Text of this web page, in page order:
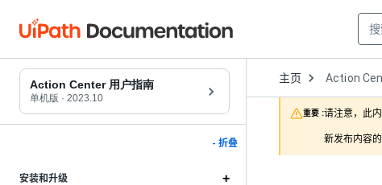
Action Center 用户指南
单机版 · 2023.10
- 折叠
安装和升级
主页 Open
Dropdown
to
choose
product
Action
重要 :请注意，此
新发布内容